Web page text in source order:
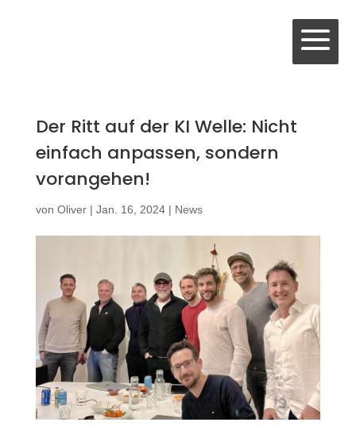
Der Ritt auf der KI Welle: Nicht
einfach anpassen, sondern
vorangehen!
von Oliver| Jan. 16, 2024| News